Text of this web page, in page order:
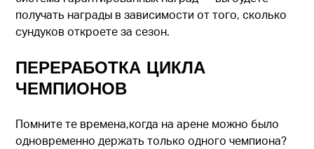
получать награды в зависимости от того, сколько
сундуков откроете за сезон.
ПЕРЕРАБОТКА ЦИКЛА
ЧЕМПИОНОВ
Помните те времена,когда на арене можно было
одновременно держать только одного чемпиона?